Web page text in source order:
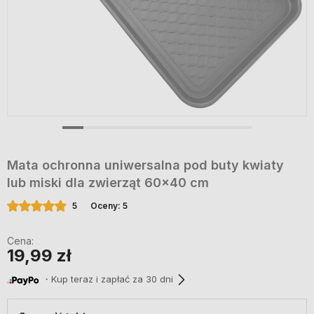
Mata ochronna uniwersalna pod buty kwiaty
lub miski dla zwierząt 60x40 cm
5 Oceny: 5
Cena:
19,99 zł
・Kup teraz i zapłać za 30 dni